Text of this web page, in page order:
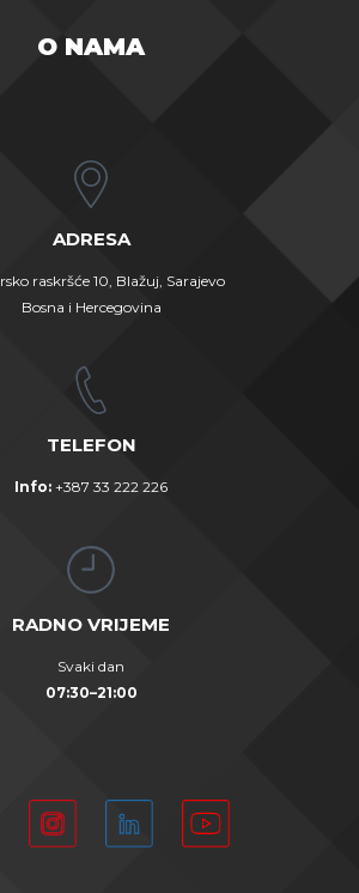
O NAMA
ADRESA
raskršće 10, Blažuj, Sarajevo
Bosna i Hercegovina
TELEFON
Info: +387 33 222 226
RADNO VRIJEME
Svaki dan
07:30–21:00